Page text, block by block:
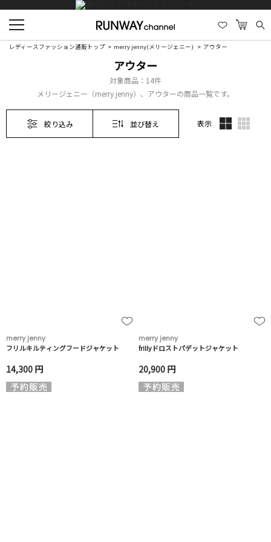
レディースファッション通販トップ merry jenny(メリージェニー) アウター
アウター
対象商品： 14件
メリージェニー（merry jenny）、アウターの商品一覧です。
絞り込み 並び替え 表示
merry jenny
フリルキルティングフードジャケット
14,300 円
merry jenny
frillyドロストパデットジャケット
20,900 円